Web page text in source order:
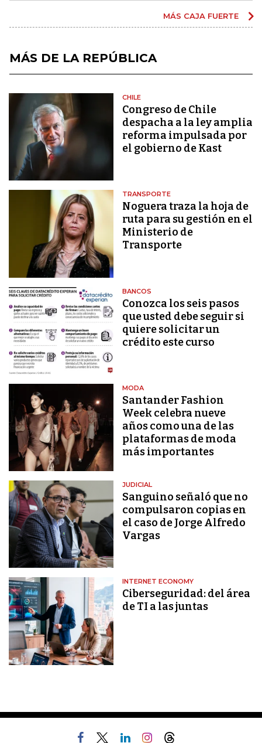
MÁS CAJA FUERTE
MÁS DE LA REPÚBLICA
CHILE
Congreso de Chile
despacha a la ley amplia
reforma impulsada por
el gobierno de Kast
TRANSPORTE
Noguera traza la hoja de
ruta para su gestión en el
Ministerio de
Transporte
BANCOS
Conozca los seis pasos
que usted debe seguir si
quiere solicitar un
crédito este curso
MODA
Santander Fashion
Week celebra nueve
años como una de las
plataformas de moda
más importantes
JUDICIAL
Sanguino señaló que no
compulsaron copias en
el caso de Jorge Alfredo
Vargas
INTERNET ECONOMY
Ciberseguridad: del área
de TI a las juntas